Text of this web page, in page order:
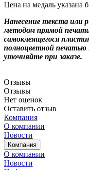
Цена на медаль указана
Нанесение текста или
методом прямой
самоклеящегося
полноцветной
уточняйте при заказе.
Отзывы
Отзывы
Нет оценок
Оставить отзыв
Компания
О компании
Новости
Компания
О компании
Новости